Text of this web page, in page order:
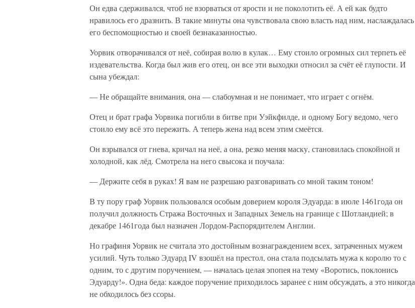
Он едва сдерживался, чтоб не взорваться от ярости и не поколотить её. А ей как будто
нравилось его дразнить. В такие минуты она чувствовала свою власть над ним, наслаждалась
его беспомощностью и своей безнаказанностью.
Уорвик отворачивался от неё, собирая волю в кулак… Ему стоило огромных сил терпеть её
издевательства. Когда был жив его отец, он все эти выходки относил за счёт её глупости. И
сына убеждал:
— Не обращайте внимания, она — слабоумная и не понимает, что играет с огнём.
Отец и брат графа Уорвика погибли в битве при Уэйкфилде, и одному Богу ведомо, чего
стоило ему всё это пережить. А теперь жена над всем этим смеётся.
Он взрывался от гнева, кричал на неё, а она, резко меняя маску, становилась спокойной и
холодной, как лёд. Смотрела на него свысока и поучала:
— Держите себя в руках! Я вам не разрешаю разговаривать со мной таким тоном!
В ту пору граф Уорвик пользовался особым доверием короля Эдуарда: в июле 1461года он
получил должность Стража Восточных и Западных Земель на границе с Шотландией; в
декабре 1461года был назначен Лордом-Распорядителем Англии.
Но графиня Уорвик не считала это достойным вознаграждением всех, затраченных мужем
усилий. Чуть только Эдуард IV взошёл на престол, она стала подсылать мужа к королю то с
одним, то с другим поручением, — началась целая эпопея на тему «Воротись, поклонись
Эдуарду!». Одна беда: каждое поручение приходилось заранее с ним обсуждать, а это никогда
не обходилось без ссоры.